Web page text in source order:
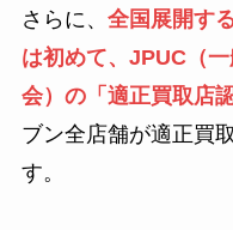
さらに、 全国展開す
は初めて、JPUC（
会）の「適正買取店
ブン全店舗が適正買
す。